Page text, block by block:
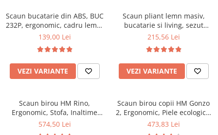
Saltele ieftine
Saltele cu plasa de arcuri
Scaune pentru bucatarie
Mobila bucatarie
Seturi mese si scaune bucatarie
Mobilier hol
Mobila hol
Suporturi si rafturi pantofi
Pantofare
Seturi mobilier hol
Stender haine
Scaun bucatarie din ABS, BUC
232P, ergonomic, cadru lemn,
100 kg
139,00 Lei
VEZI VARIANTE
Scaun pliant lemn masiv,
bucatarie si living, sezut
tapitat cu piele ecologica, 100
215,56 Lei
VEZI VARIANTE
Scaun birou HM Rino,
Ergonomic, Stofa, Inaltime
reglabila, Mecanism
574,50 Lei
Scaun birou copii HM Gonzo
2, Ergonomic, Piele ecologica,
Inaltime ajustabila, Mecanism
473,83 Lei